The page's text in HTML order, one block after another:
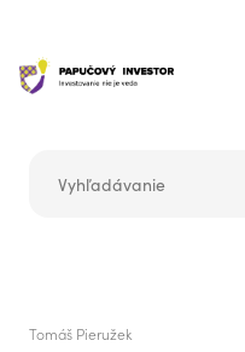
Tomáš Pieružek